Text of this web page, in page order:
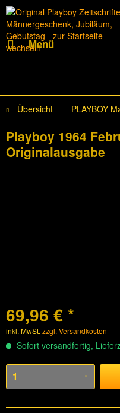
Menü
Übersicht PLAYBOY
Playboy 1964
Originalausgabe
69,96 € *
inkl. MwSt. zzgl. Versandkosten
Sofort versandfertig,